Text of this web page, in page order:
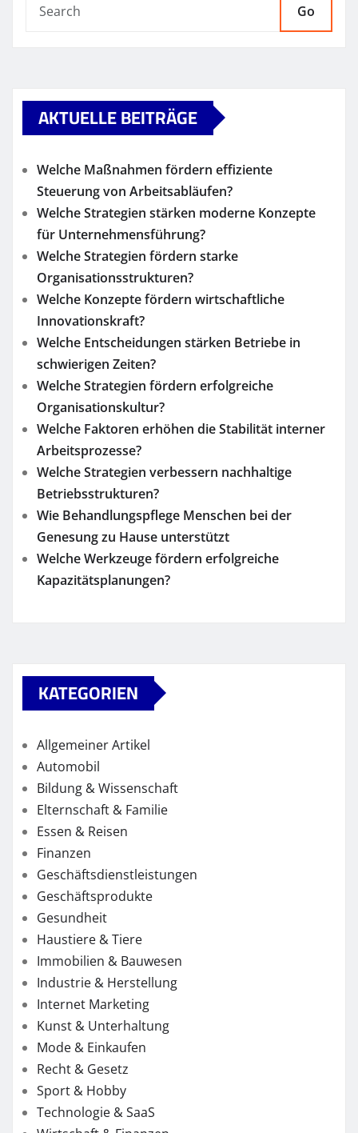
Go
AKTUELLE BEITRÄGE
Welche Maßnahmen fördern effiziente
Steuerung von Arbeitsabläufen?
Welche Strategien stärken moderne Konzepte
für Unternehmensführung?
Welche Strategien fördern starke
Organisationsstrukturen?
Welche Konzepte fördern wirtschaftliche
Innovationskraft?
Welche Entscheidungen stärken Betriebe in
schwierigen Zeiten?
Welche Strategien fördern erfolgreiche
Organisationskultur?
Welche Faktoren erhöhen die Stabilität interner
Arbeitsprozesse?
Welche Strategien verbessern nachhaltige
Betriebsstrukturen?
Wie Behandlungspflege Menschen bei der
Genesung zu Hause unterstützt
Welche Werkzeuge fördern erfolgreiche
Kapazitätsplanungen?
KATEGORIEN
Allgemeiner Artikel
Automobil
Bildung & Wissenschaft
Elternschaft & Familie
Essen & Reisen
Finanzen
Geschäftsdienstleistungen
Geschäftsprodukte
Gesundheit
Haustiere & Tiere
Immobilien & Bauwesen
Industrie & Herstellung
Internet Marketing
Kunst & Unterhaltung
Mode & Einkaufen
Recht & Gesetz
Sport & Hobby
Technologie & SaaS